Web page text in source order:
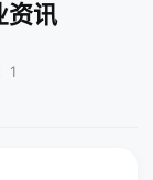
资讯
1